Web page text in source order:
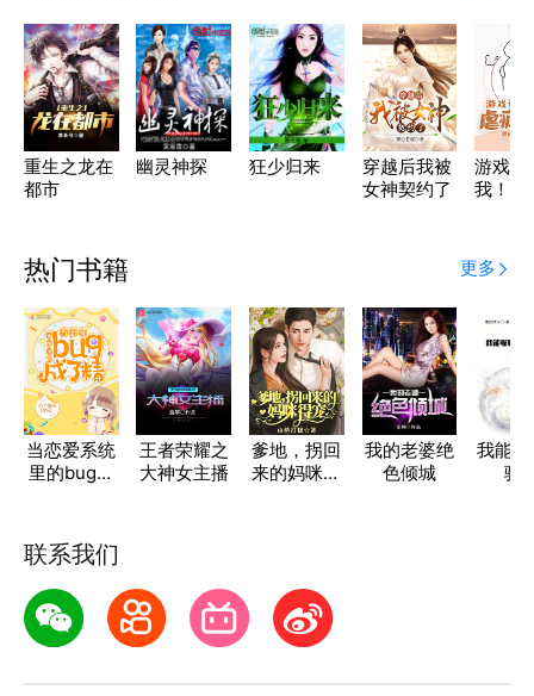
重生之龙在
都市
幽灵神探 狂少归来
穿越后我被
女神契约了
游戏设
我！虐
热门书籍 更多
当恋爱系统
里的bug成
王者荣耀之
大神女主播
爹地，拐回
来的妈咪得
我的老婆绝
色倾城
我能
验
联系我们